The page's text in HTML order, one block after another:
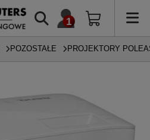
POZOSTAŁE PROJEKTORY